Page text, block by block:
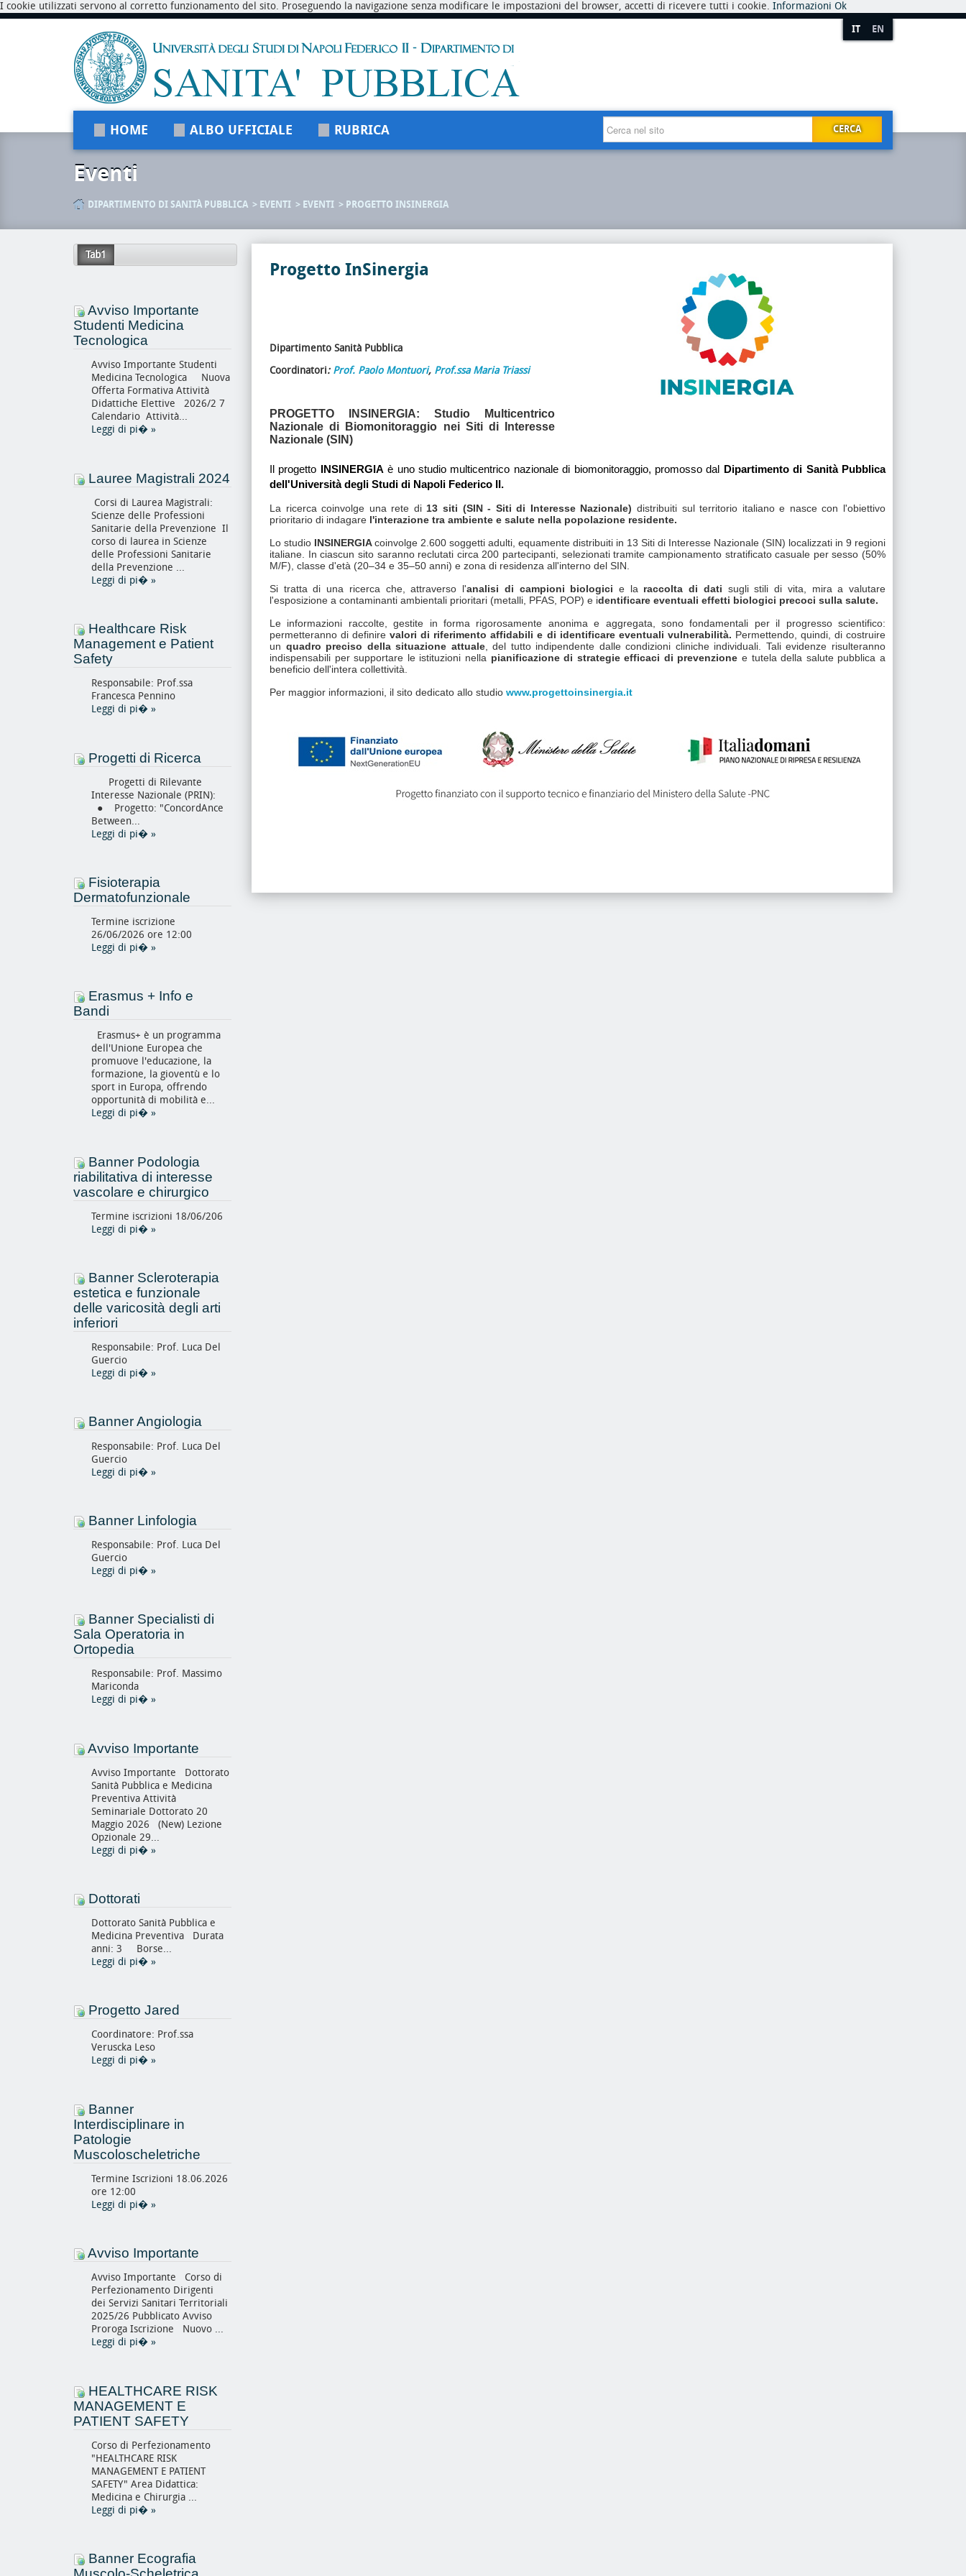
I cookie utilizzati servono al corretto funzionamento del sito. Proseguendo la navigazione senza modificare le impostazioni del browser, accetti di ricevere tutti i cookie. Informazioni Ok
IT EN
HOME ALBO UFFICIALE RUBRICA CERCA
Eventi
DIPARTIMENTO DI SANITÀ PUBBLICA EVENTI EVENTI PROGETTO INSINERGIA
Tab1
Avviso Importante
Studenti Medicina
Tecnologica
Avviso Importante Studenti
Medicina Tecnologica Nuova
Offerta Formativa Attività
Didattiche Elettive 2026/2 7
Calendario Attività...
Leggi di pi� »
Lauree Magistrali 2024
Corsi di Laurea Magistrali:
Scienze delle Professioni
Sanitarie della Prevenzione Il
corso di laurea in Scienze
delle Professioni Sanitarie
della Prevenzione ...
Leggi di pi� »
Healthcare Risk
Management e Patient
Safety
Responsabile: Prof.ssa
Francesca Pennino
Leggi di pi� »
Progetti di Ricerca
Progetti di Rilevante
Interesse Nazionale (PRIN):
● Progetto: "ConcordAnce
Between...
Leggi di pi� »
Fisioterapia
Dermatofunzionale
Termine iscrizione
26/06/2026 ore 12:00
Leggi di pi� »
Erasmus + Info e
Bandi
Erasmus+ è un programma
dell'Unione Europea che
promuove l'educazione, la
formazione, la gioventù e lo
sport in Europa, offrendo
opportunità di mobilità e...
Leggi di pi� »
Banner Podologia
riabilitativa di interesse
vascolare e chirurgico
Termine iscrizioni 18/06/206
Leggi di pi� »
Banner Scleroterapia
estetica e funzionale
delle varicosità degli arti
inferiori
Responsabile: Prof. Luca Del
Guercio
Leggi di pi� »
Banner Angiologia
Responsabile: Prof. Luca Del
Guercio
Leggi di pi� »
Banner Linfologia
Responsabile: Prof. Luca Del
Guercio
Leggi di pi� »
Banner Specialisti di
Sala Operatoria in
Ortopedia
Responsabile: Prof. Massimo
Mariconda
Leggi di pi� »
Avviso Importante
Avviso Importante Dottorato
Sanità Pubblica e Medicina
Preventiva Attività
Seminariale Dottorato 20
Maggio 2026 (New) Lezione
Opzionale 29...
Leggi di pi� »
Dottorati
Dottorato Sanità Pubblica e
Medicina Preventiva Durata
anni: 3 Borse...
Leggi di pi� »
Progetto Jared
Coordinatore: Prof.ssa
Veruscka Leso
Leggi di pi� »
Banner
Interdisciplinare in
Patologie
Muscoloscheletriche
Termine Iscrizioni 18.06.2026
ore 12:00
Leggi di pi� »
Avviso Importante
Avviso Importante Corso di
Perfezionamento Dirigenti
dei Servizi Sanitari Territoriali
2025/26 Pubblicato Avviso
Proroga Iscrizione Nuovo ...
Leggi di pi� »
HEALTHCARE RISK
MANAGEMENT E
PATIENT SAFETY
Corso di Perfezionamento
"HEALTHCARE RISK
MANAGEMENT E PATIENT
SAFETY" Area Didattica:
Medicina e Chirurgia ...
Leggi di pi� »
Banner Ecografia
Progetto InSinergia
Dipartimento Sanità Pubblica
Coordinatori: Prof. Paolo Montuori, Prof.ssa Maria Triassi
PROGETTO INSINERGIA: Studio Multicentrico
Nazionale di Biomonitoraggio nei Siti di Interesse
Nazionale (SIN)
Il progetto INSINERGIA è uno studio multicentrico nazionale di biomonitoraggio, promosso dal
Dipartimento di Sanità Pubblica
dell'Università degli Studi di Napoli Federico II.
La ricerca coinvolge una rete di 13 siti (SIN - Siti di Interesse Nazionale) distribuiti sul territorio italiano e nasce con l'obiettivo
prioritario di indagare l'interazione tra ambiente e salute nella popolazione residente.
Lo studio INSINERGIAcoinvolge 2.600 soggetti adulti, equamente distribuiti in 13 Siti di Interesse Nazionale (SIN) localizzati in 9 regioni
italiane. In ciascun sito saranno reclutati circa 200 partecipanti, selezionati tramite campionamento stratificato casuale per sesso (50%
M/F), classe d'età (20–34 e 35–50 anni) e zona di residenza all'interno del SIN.
Si tratta di una ricerca che, attraverso l'analisi di campioni biologicie la raccolta di dati sugli stili di vita, mira a valutare
l'esposizione a contaminanti ambientali prioritari (metalli, PFAS, POP) e identificare eventuali effetti biologici precoci sulla salute.
Le informazioni raccolte, gestite in forma rigorosamente anonima e aggregata, sono fondamentali per il progresso scientifico:
permetteranno di definirevalori di riferimento affidabili e di identificare eventuali vulnerabilità. Permettendo, quindi, di costruire
un quadro preciso della situazione attuale, del tutto indipendente dalle condizioni cliniche individuali. Tali evidenze risulteranno
indispensabili per supportare le istituzioni nella pianificazione di strategie efficaci di prevenzionee tutela della salute pubblica a
beneficio dell'intera collettività.
Per maggior informazioni, il sito dedicato allo studio www.progettoinsinergia.it